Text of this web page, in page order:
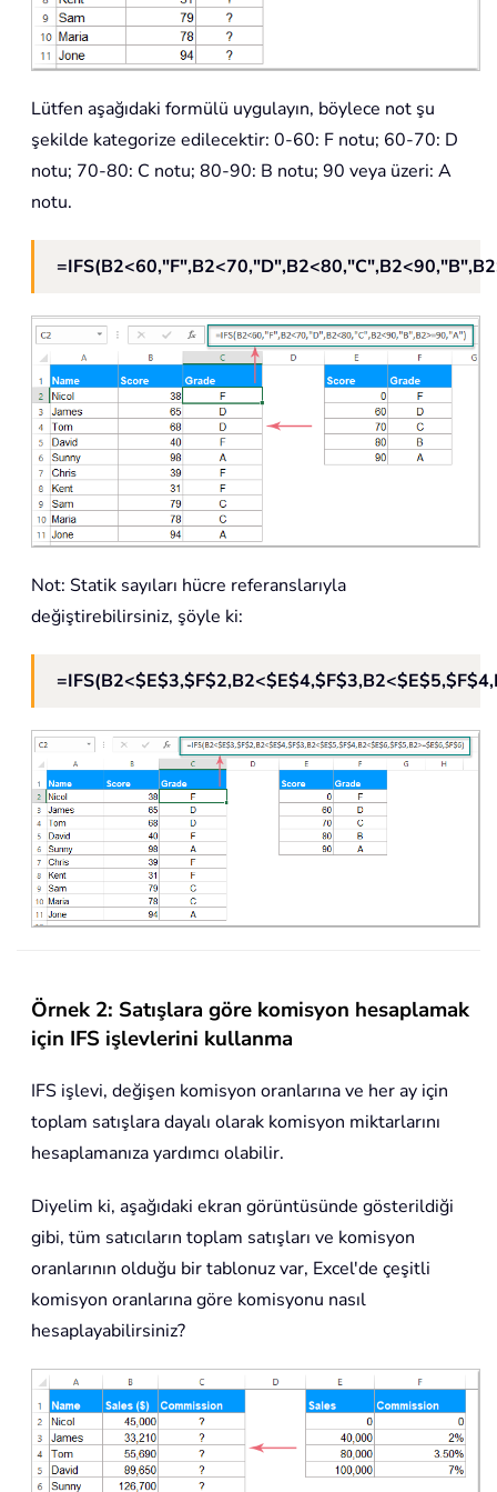
Lütfen aşağıdaki formülü uygulayın, böylece not şu
şekilde kategorize edilecektir: 0-60: F notu; 60-70: D
notu; 70-80: C notu; 80-90: B notu; 90 veya üzeri: A
notu.
Not: Statik sayıları hücre referanslarıyla
değiştirebilirsiniz, şöyle ki:
Örnek 2: Satışlara göre komisyon hesaplamak
için IFS işlevlerini kullanma
IFS işlevi, değişen komisyon oranlarına ve her ay için
toplam satışlara dayalı olarak komisyon miktarlarını
hesaplamanıza yardımcı olabilir.
Diyelim ki, aşağıdaki ekran görüntüsünde gösterildiği
gibi, tüm satıcıların toplam satışları ve komisyon
oranlarının olduğu bir tablonuz var, Excel'de çeşitli
komisyon oranlarına göre komisyonu nasıl
hesaplayabilirsiniz?